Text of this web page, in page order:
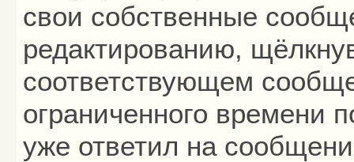
свои собственные
редактированию,
соответствующем
ограниченного времени
уже ответил на